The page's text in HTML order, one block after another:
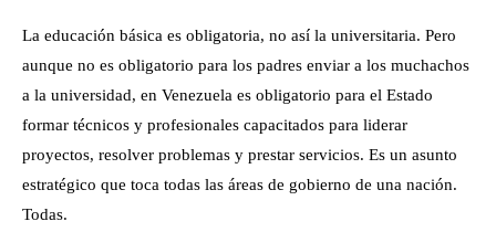
La educación básica es obligatoria, no así la universitaria. Pero
aunque no es obligatorio para los padres enviar a los muchachos
a la universidad, en Venezuela es obligatorio para el Estado
formar técnicos y profesionales capacitados para liderar
proyectos, resolver problemas y prestar servicios. Es un asunto
estratégico que toca todas las áreas de gobierno de una nación.
Todas.